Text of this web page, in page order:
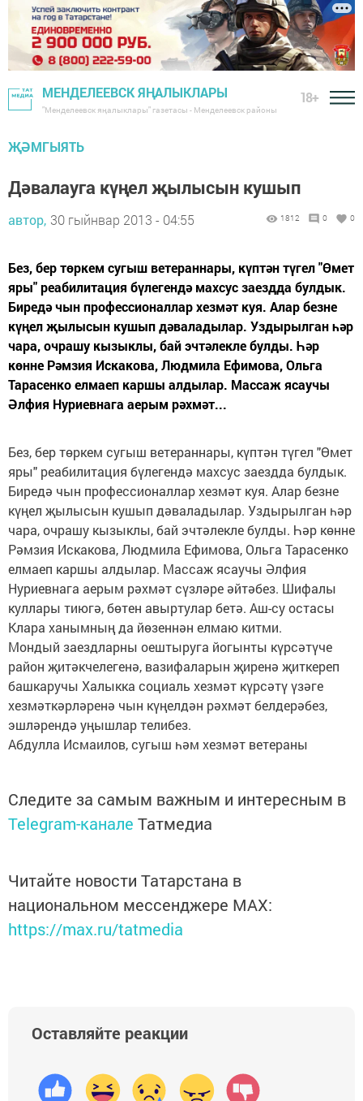
МЕНДЕЛЕЕВСК ЯҢАЛЫКЛАРЫ
"Менделеевск яңалыклары" газетасы - Менделеевск районы
18+
ҖӘМГЫЯТЬ
Дәвалауга күңел җылысын кушып
автор, 30 гыйнвар 2013 - 04:55 1812 0 0
Без, бер төркем сугыш ветераннары, күптән түгел "Өмет
яры" реабилитация бүлегендә махсус заездда булдык.
Биредә чын профессионаллар хезмәт куя. Алар безне
күңел җылысын кушып дәваладылар. Уздырылган һәр
чара, очрашу кызыклы, бай эчтәлекле булды. Һәр
көнне Рәмзия Искакова, Людмила Ефимова, Ольга
Тарасенко елмаеп каршы алдылар. Массаж ясаучы
Әлфия Нуриевнага аерым рәхмәт...
Без, бер төркем сугыш ветераннары, күптән түгел "Өмет
яры" реабилитация бүлегендә махсус заездда булдык.
Биредә чын профессионаллар хезмәт куя. Алар безне
күңел җылысын кушып дәваладылар. Уздырылган һәр
чара, очрашу кызыклы, бай эчтәлекле булды. Һәр көнне
Рәмзия Искакова, Людмила Ефимова, Ольга Тарасенко
елмаеп каршы алдылар. Массаж ясаучы Әлфия
Нуриевнага аерым рәхмәт сүзләре әйтәбез. Шифалы
куллары тиюгә, бөтен авыртулар бетә. Аш-су остасы
Клара ханымның да йөзеннән елмаю китми.
Мондый заездларны оештыруга йогынты күрсәтүче
район җитәкчелегенә, вазифаларын җиренә җиткереп
башкаручы Халыкка социаль хезмәт күрсәтү үзәге
хезмәткәрләренә чын күңелдән рәхмәт белдерәбез,
эшләрендә уңышлар телибез.
Абдулла Исмаилов, сугыш һәм хезмәт ветераны
Следите за самым важным и интересным в
Telegram-канале Татмедиа
Читайте новости Татарстана в
национальном мессенджере MАХ:
https://max.ru/tatmedia
Оставляйте реакции